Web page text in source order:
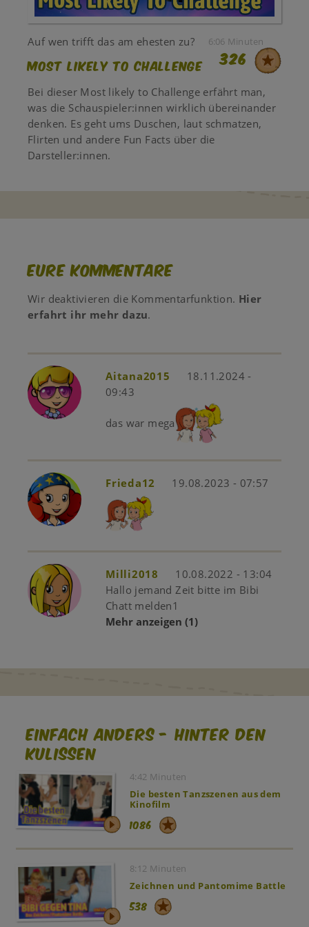
Auf wen trifft das am ehesten zu? 6:06 Minuten
326
Most Likely To Challenge
Bei dieser Most likely to Challenge erfährt man,
was die Schauspieler:innen wirklich übereinander
denken. Es geht ums Duschen, laut schmatzen,
Flirten und andere Fun Facts über die
Darsteller:innen.
Eure Kommentare
Wir deaktivieren die Kommentarfunktion. Hier
erfahrt ihr mehr dazu.
Aitana2015
18.11.2024 -
09:43
das war mega
Frieda12 19.08.2023 - 07:57
Milli2018
10.08.2022 - 13:04
Hallo jemand Zeit bitte im Bibi
Chatt melden1
Mehr anzeigen (1)
Einfach Anders - Hinter den
Kulissen
4:42 Minuten
Die besten Tanzszenen aus dem
Kinofilm
1086
8:12 Minuten
Zeichnen und Pantomime Battle
538